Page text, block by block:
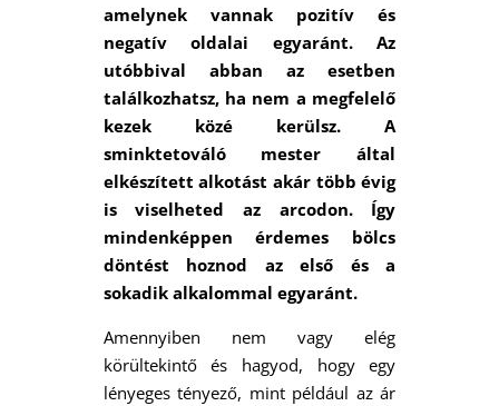
amelynek vannak pozitív és
negatív oldalai egyaránt. Az
utóbbival abban az esetben
találkozhatsz, ha nem a megfelelő
kezek közé kerülsz. A
sminktetováló mester által
elkészített alkotást akár több évig
is viselheted az arcodon. Így
mindenképpen érdemes bölcs
döntést hoznod az első és a
sokadik alkalommal egyaránt.
Amennyiben nem vagy elég
körültekintő és hagyod, hogy egy
lényeges tényező, mint például az ár